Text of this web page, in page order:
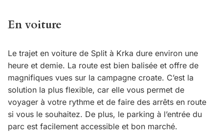
En voiture
Le trajet en voiture de Split à Krka dure environ une
heure et demie. La route est bien balisée et offre de
magnifiques vues sur la campagne croate. C’est la
solution la plus flexible, car elle vous permet de
voyager à votre rythme et de faire des arrêts en route
si vous le souhaitez. De plus, le parking à l’entrée du
parc est facilement accessible et bon marché.